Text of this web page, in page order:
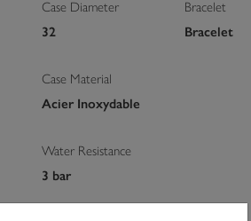
Case Diameter
32
Case Material
Acier Inoxydable
Water Resistance
3 bar
Bracelet
Bracelet